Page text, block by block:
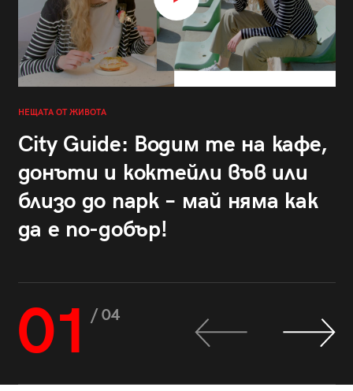
НЕЩАТА ОТ ЖИВОТА
City Guide: Водим те на кафе,
донъти и коктейли във или
близо до парк – май няма как
да е по-добър!
01 / 04